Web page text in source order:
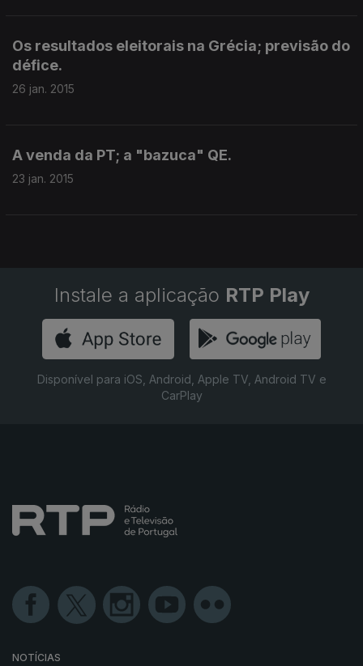
Os resultados eleitorais na Grécia; previsão do
défice.
26 jan. 2015
A venda da PT; a "bazuca" QE.
23 jan. 2015
Instale a aplicação RTP Play
Disponível para iOS, Android, Apple TV, Android TV e
CarPlay
NOTÍCIAS